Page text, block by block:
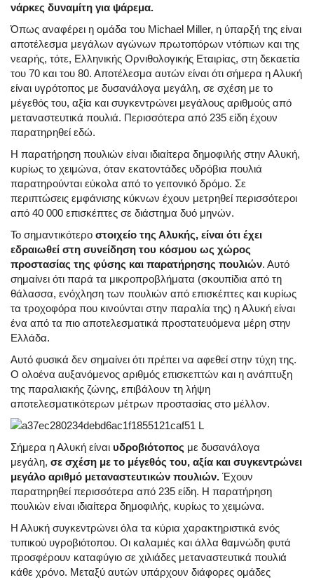
νάρκες δυναμίτη για ψάρεμα.
Όπως αναφέρει η ομάδα του Michael Miller, η ύπαρξή της είναι
αποτέλεσμα μεγάλων αγώνων πρωτοπόρων ντόπιων και της
νεαρής, τότε, Ελληνικής Ορνιθολογικής Εταιρίας, στη δεκαετία
του 70 και του 80. Αποτέλεσμα αυτών είναι ότι σήμερα η Αλυκή
είναι υγρότοπος με δυσανάλογα μεγάλη, σε σχέση με το
μέγεθός του, αξία και συγκεντρώνει μεγάλους αριθμούς από
μεταναστευτικά πουλιά. Περισσότερα από 235 είδη έχουν
παρατηρηθεί εδώ.
Η παρατήρηση πουλιών είναι ιδιαίτερα δημοφιλής στην Αλυκή,
κυρίως το χειμώνα, όταν εκατοντάδες υδρόβια πουλιά
παρατηρούνται εύκολα από το γειτονικό δρόμο. Σε
περιπτώσεις εμφάνισης κύκνων έχουν μετρηθεί περισσότεροι
από 40 000 επισκέπτες σε διάστημα δυό μηνών.
Το σημαντικότερο στοιχείο της Αλυκής, είναι ότι έχει
εδραιωθεί στη συνείδηση του κόσμου ως χώρος
προστασίας της φύσης και παρατήρησης πουλιών. Αυτό
σημαίνει ότι παρά τα μικροπροβλήματα (σκουπίδια από τη
θάλασσα, ενόχληση των πουλιών από επισκέπτες και κυρίως
τα τροχοφόρα που κινούνται στην παραλία της) η Αλυκή είναι
ένα από τα πιο αποτελεσματικά προστατευόμενα μέρη στην
Ελλάδα.
Αυτό φυσικά δεν σημαίνει ότι πρέπει να αφεθεί στην τύχη της.
Ο ολοένα αυξανόμενος αριθμός επισκεπτών και η ανάπτυξη
της παραλιακής ζώνης, επιβάλουν τη λήψη
αποτελεσματικότερων μέτρων προστασίας στο μέλλον.
Σήμερα η Αλυκή είναι υδροβιότοπος με δυσανάλογα
μεγάλη, σε σχέση με το μέγεθός του, αξία και συγκεντρώνει
μεγάλο αριθμό μεταναστευτικών πουλιών. Έχουν
παρατηρηθεί περισσότερα από 235 είδη. Η παρατήρηση
πουλιών είναι ιδιαίτερα δημοφιλής, κυρίως το χειμώνα.
Η Αλυκή συγκεντρώνει όλα τα κύρια χαρακτηριστικά ενός
τυπικού υγροβιότοπου. Οι καλαμιές και άλλα θαμνώδη φυτά
προσφέρουν καταφύγιο σε χιλιάδες μεταναστευτικά πουλιά
κάθε χρόνο. Μεταξύ αυτών υπάρχουν διάφορες ομάδες